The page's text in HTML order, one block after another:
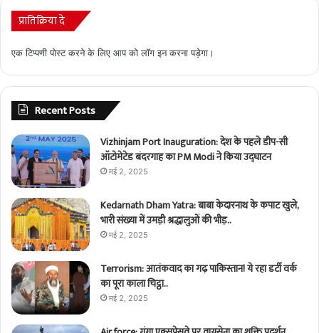
प्रातिक्रिया दे
एक टिप्पणी पोस्ट करने के लिए आप कोलॉग इनकरना पड़ेगा।
Recent Posts
Vizhinjam Port Inauguration: देश के पहले डीप-सी
ऑटोमेटेड बंदरगाह का PM Modi ने किया उद्घाटन
मई 2, 2025
Kedarnath Dham Yatra: बाबा केदारनाथ के कपाट खुले,
भारी संख्या में उमड़ी श्रद्धालुओं की भीड़..
मई 2, 2025
Terrorism: आतंकवाद का गढ़ पाकिस्तान! ये रहा डर्टी वर्क
का पूरा काला चिट्ठा..
मई 2, 2025